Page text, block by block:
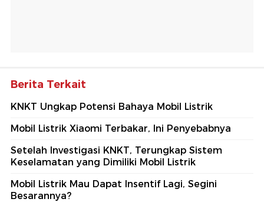
Berita Terkait
KNKT Ungkap Potensi Bahaya Mobil Listrik
Mobil Listrik Xiaomi Terbakar, Ini Penyebabnya
Setelah Investigasi KNKT, Terungkap Sistem
Keselamatan yang Dimiliki Mobil Listrik
Mobil Listrik Mau Dapat Insentif Lagi, Segini
Besarannya?